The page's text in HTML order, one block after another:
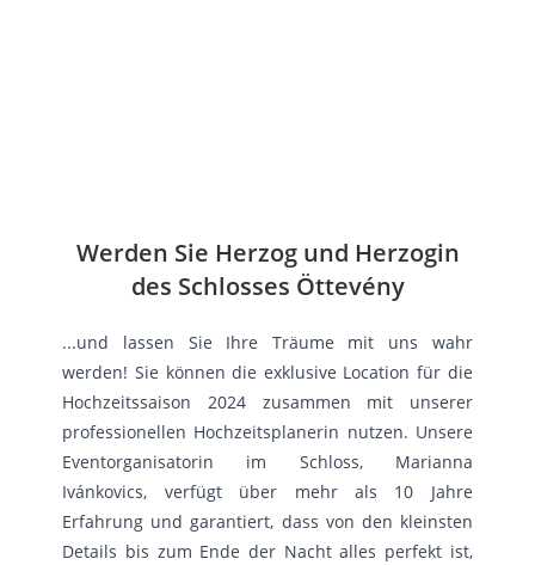
Werden Sie Herzog und Herzogin
des Schlosses Öttevény
...und lassen Sie Ihre Träume mit uns wahr
werden! Sie können die exklusive Location für die
Hochzeitssaison 2024 zusammen mit unserer
professionellen Hochzeitsplanerin nutzen. Unsere
Eventorganisatorin im Schloss, Marianna
Ivánkovics, verfügt über mehr als 10 Jahre
Erfahrung und garantiert, dass von den kleinsten
Details bis zum Ende der Nacht alles perfekt ist,